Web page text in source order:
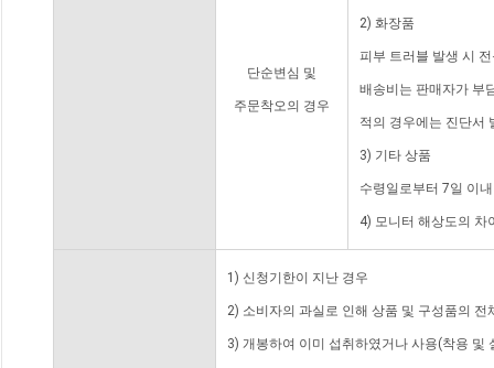
단순변심 및
주문착오의 경우
2) 화장품
피부 트러블 발생 시
배송비는 판매자가 부
적의 경우에는 진단서
3) 기타 상품
수령일로부터 7일 이
4) 모니터 해상도의 차
1) 신청기한이 지난 경우
2) 소비자의 과실로 인해 상품 및 구성품의
3) 개봉하여 이미 섭취하였거나 사용(착용 및